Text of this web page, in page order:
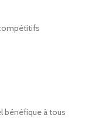
bénéfique à tous